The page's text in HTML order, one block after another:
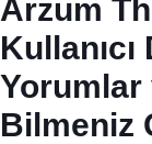
Arzum
Yorumlar
Bilmeniz